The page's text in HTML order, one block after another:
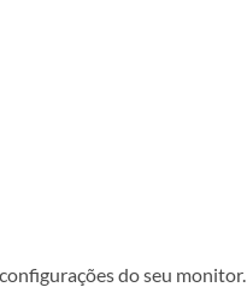
do seu monitor.